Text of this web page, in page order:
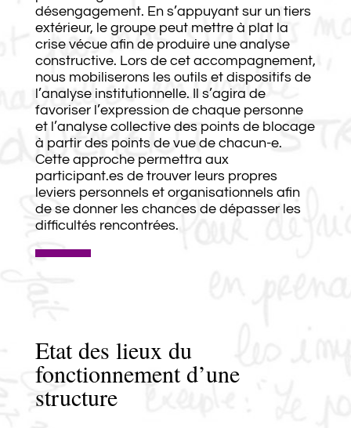
désengagement. En s’appuyant sur un tiers
extérieur, le groupe peut mettre à plat la
crise vécue afin de produire une analyse
constructive. Lors de cet accompagnement,
nous mobiliserons les outils et dispositifs de
l’analyse institutionnelle. Il s’agira de
favoriser l’expression de chaque personne
et l’analyse collective des points de blocage
à partir des points de vue de chacun-e.
Cette approche permettra aux
participant.es de trouver leurs propres
leviers personnels et organisationnels afin
de se donner les chances de dépasser les
difficultés rencontrées.
Etat des lieux du
fonctionnement d’une
structure